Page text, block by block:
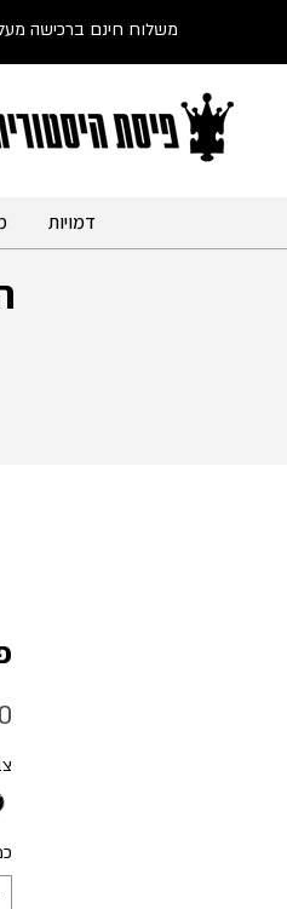
משלוח חינם ברכישה מעל 300
דמויות